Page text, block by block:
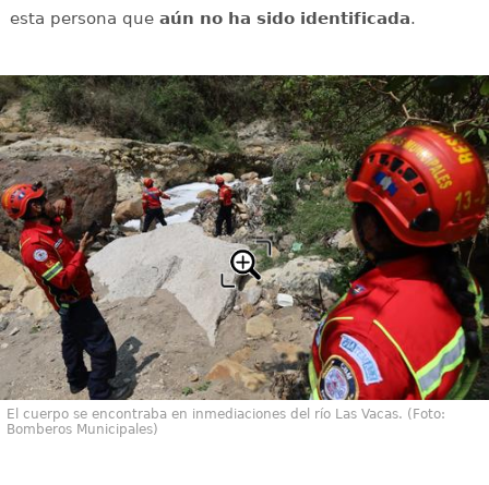
esta persona que aún no ha sido identificada.
El cuerpo se encontraba en inmediaciones del río Las Vacas. (Foto:
Bomberos Municipales)